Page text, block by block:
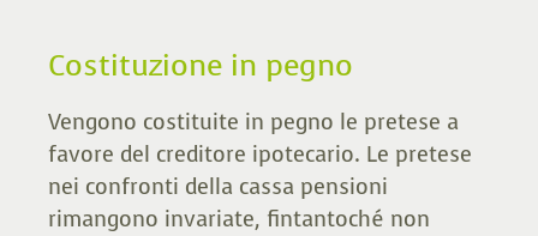
Costituzione in pegno
Vengono costituite in pegno le pretese a
favore del creditore ipotecario. Le pretese
nei confronti della cassa pensioni
rimangono invariate, fintantoché non